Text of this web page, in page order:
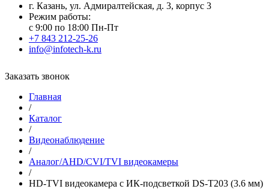
г. Казань, ул. Адмиралтейская, д. 3, корпус 3
Режим работы:
с 9:00 по 18:00 Пн-Пт
+7 843 212-25-26
info@infotech-k.ru
Заказать звонок
Главная
/
Каталог
/
Видеонаблюдение
/
Аналог/AHD/CVI/TVI видеокамеры
/
HD-TVI видеокамера с ИК-подсветкой DS-T203 (3.6 мм)